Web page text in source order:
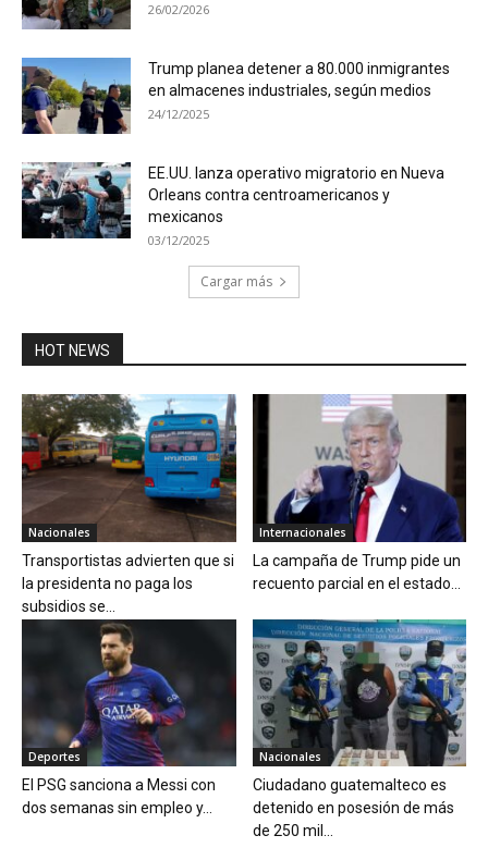
26/02/2026
Trump planea detener a 80.000 inmigrantes
en almacenes industriales, según medios
24/12/2025
EE.UU. lanza operativo migratorio en Nueva
Orleans contra centroamericanos y
mexicanos
03/12/2025
Cargar más
HOT NEWS
Nacionales
Transportistas advierten que si
la presidenta no paga los
subsidios se...
Internacionales
La campaña de Trump pide un
recuento parcial en el estado...
Deportes
El PSG sanciona a Messi con
dos semanas sin empleo y...
Nacionales
Ciudadano guatemalteco es
detenido en posesión de más
de 250 mil...